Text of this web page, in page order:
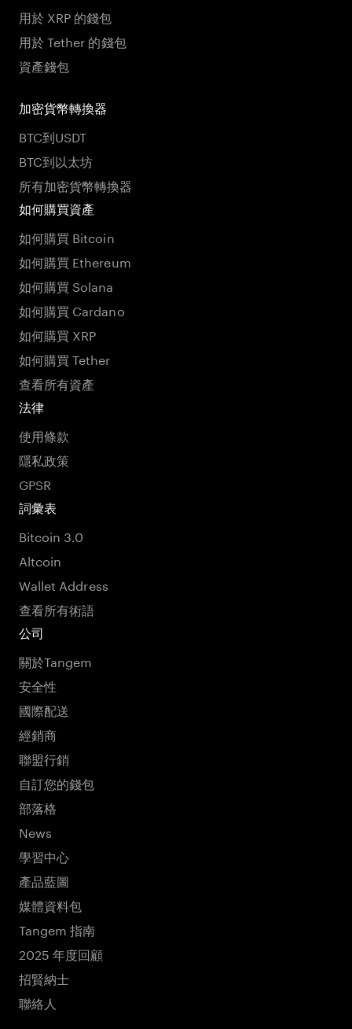
用於 XRP 的錢包
用於 Tether 的錢包
資產錢包
加密貨幣轉換器
BTC到USDT
BTC到以太坊
所有加密貨幣轉換器
如何購買資產
如何購買 Bitcoin
如何購買 Ethereum
如何購買 Solana
如何購買 Cardano
如何購買 XRP
如何購買 Tether
查看所有資產
法律
使用條款
隱私政策
GPSR
詞彙表
Bitcoin 3.0
Altcoin
Wallet Address
查看所有術語
公司
關於Tangem
安全性
國際配送
經銷商
聯盟行銷
自訂您的錢包
部落格
News
學習中心
產品藍圖
媒體資料包
Tangem 指南
2025 年度回顧
招賢納士
聯絡人